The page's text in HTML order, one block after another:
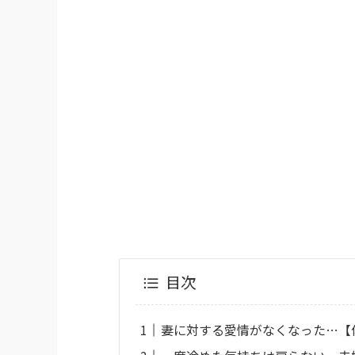
目次
妻に対する愛情がなくなった…【